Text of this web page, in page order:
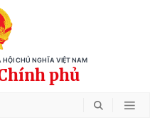
HỘI CHỦ NGHĨA VIỆT NAM
phủ